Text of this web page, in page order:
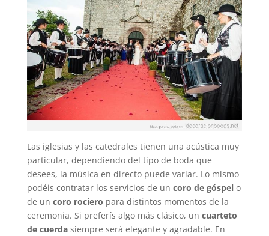
Las iglesias y las catedrales tienen una acústica muy
particular, dependiendo del tipo de boda que
desees, la música en directo puede variar. Lo mismo
podéis contratar los servicios de un coro de góspelo
de un coro rociero para distintos momentos de la
ceremonia. Si preferís algo más clásico, un cuarteto
de cuerdasiempre será elegante y agradable. En